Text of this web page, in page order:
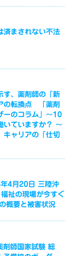
済まされない不法
す、薬剤師の「新
の転換点 「薬剤
ーのコラム」～10
いていますか？ ～
キャリアの「仕切
年4月20日 三陸沖
祉の現場が今すぐ
概要と被害状況
剤師国家試験 総